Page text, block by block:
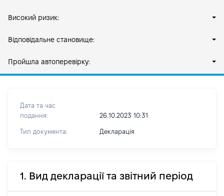
Високий ризик:
Відповідальне становище:
Пройшла автоперевірку:
Дата та час
подання:
26.10.2023 10:31
Тип документа: Декларація
1. Вид декларації та звітний період